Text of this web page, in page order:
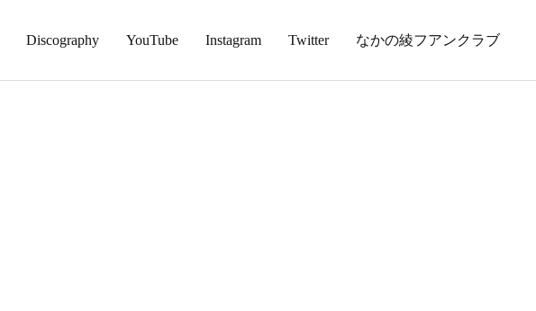
Discography YouTube Instagram Twitter なかの綾フアンクラブ